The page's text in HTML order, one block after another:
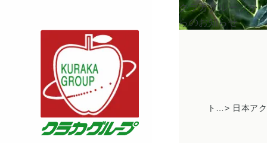
クラカグループか
らのお知らせ
トピックス一覧